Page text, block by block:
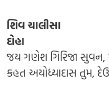
શિવ ચાલીસા
દોહા
જય ગણેશ ગિરિજા
કહત અયોધ્યાદાસ તુમ,